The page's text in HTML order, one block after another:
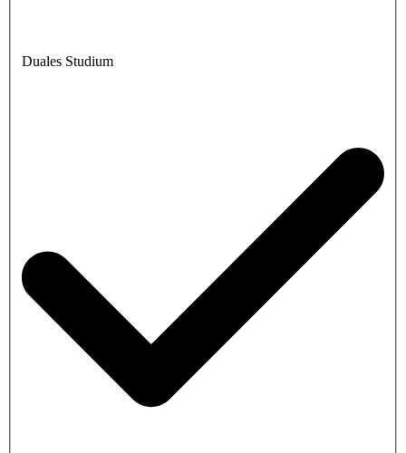
Duales Studium